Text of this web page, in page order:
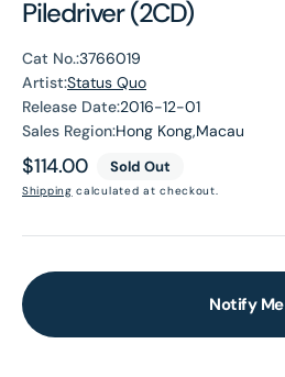
Piledriver (2CD)
Cat No.:3766019
Artist:Status Quo
Release Date:2016-12-01
Sales Region:Hong Kong,Macau
Regular
price
$114.00 Sold Out
Shipping calculated at checkout.
Notify Me